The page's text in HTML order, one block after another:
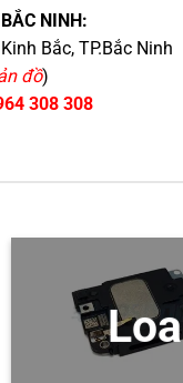
NINH:
Bắc, TP.Bắc Ninh
đồ)
308 308
Loa